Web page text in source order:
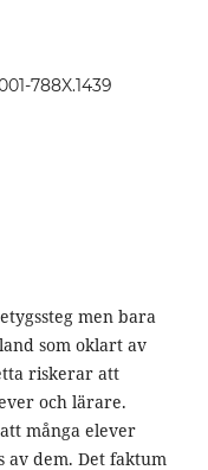
788X.1439
men bara
som oklart av
riskerar att
och lärare.
många elever
av dem. Det faktum